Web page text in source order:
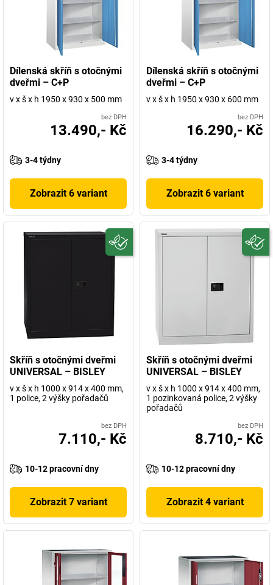
Dílenská skříň s otočnými
dveřmi – C+P
v x š x h 1950 x 930 x 500 mm
bez DPH
13.490,- Kč
3-4 týdny
Zobrazit 6 variant
Dílenská skříň s otočnými
dveřmi – C+P
v x š x h 1950 x 930 x 600 mm
bez DPH
16.290,- Kč
3-4 týdny
Zobrazit 6 variant
Skříň s otočnými dveřmi
UNIVERSAL – BISLEY
v x š x h 1000 x 914 x 400 mm,
1 police, 2 výšky pořadačů
bez DPH
7.110,- Kč
10-12 pracovní dny
Zobrazit 7 variant
Skříň s otočnými dveřmi
UNIVERSAL – BISLEY
v x š x h 1000 x 914 x 400 mm,
1 pozinkovaná police, 2 výšky
pořadačů
bez DPH
8.710,- Kč
10-12 pracovní dny
Zobrazit 4 variant